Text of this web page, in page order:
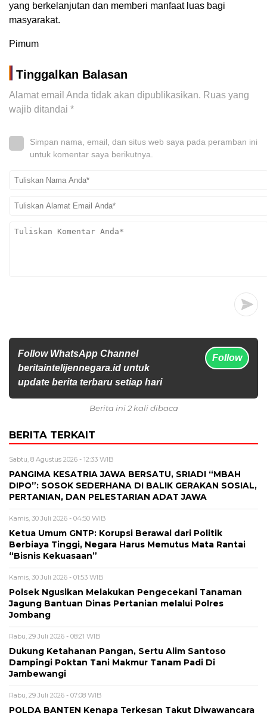
yang berkelanjutan dan memberi manfaat luas bagi
masyarakat.
Pimum
Tinggalkan Balasan
Alamat email Anda tidak akan dipublikasikan. Ruas yang
wajib ditandai *
Simpan nama, email, dan situs web saya pada peramban ini
untuk komentar saya berikutnya.
Follow WhatsApp Channel
beritaintelijennegara.id untuk
update berita terbaru setiap hari
Follow
Berita ini 2 kali dibaca
BERITA TERKAIT
Sabtu, 8 Agustus 2026 - 12:33 WIB
PANGIMA KESATRIA JAWA BERSATU, SRIADI “MBAH
DIPO”: SOSOK SEDERHANA DI BALIK GERAKAN SOSIAL,
PERTANIAN, DAN PELESTARIAN ADAT JAWA
Kamis, 30 Juli 2026 - 04:50 WIB
Ketua Umum GNTP: Korupsi Berawal dari Politik
Berbiaya Tinggi, Negara Harus Memutus Mata Rantai
“Bisnis Kekuasaan”
Kamis, 30 Juli 2026 - 01:53 WIB
Polsek Ngusikan Melakukan Pengecekani Tanaman
Jagung Bantuan Dinas Pertanian melalui Polres
Jombang
Rabu, 29 Juli 2026 - 08:21 WIB
Dukung Ketahanan Pangan, Sertu Alim Santoso
Dampingi Poktan Tani Makmur Tanam Padi Di
Jambewangi
Rabu, 29 Juli 2026 - 07:08 WIB
POLDA BANTEN Kenapa Terkesan Takut Diwawancara